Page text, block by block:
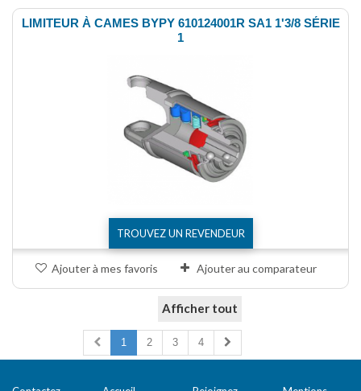
LIMITEUR À CAMES BYPY 610124001R SA1 1'3/8 SÉRIE
1
TROUVEZ UN REVENDEUR
Ajouter à mes favoris Ajouter au comparateur
Afficher tout
1 2 3 4